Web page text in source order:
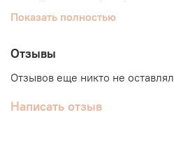
Диск
Показать полностью
Отзывы
Отзывов еще никто не оставлял
Написать отзыв